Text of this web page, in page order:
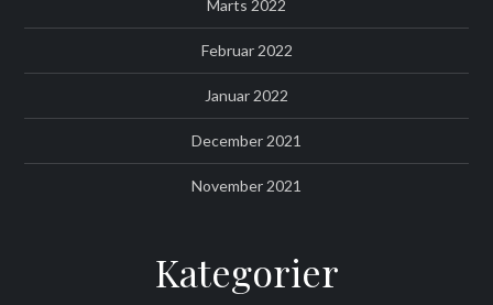
Marts 2022
Februar 2022
Januar 2022
December 2021
November 2021
Kategorier